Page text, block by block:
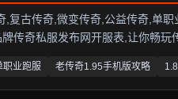
复古传奇,微变传奇,公益传奇,单
传奇私服发布网开服表,让你畅玩
职业跑服 老传奇1.95手机版攻略